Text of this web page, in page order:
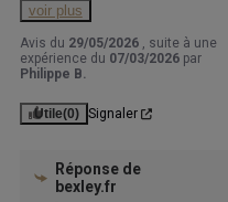
voir plus
Avis du 29/05/2026 , suite à une
expérience du 07/03/2026 par
Philippe B.
Utile(0) Signaler
Réponse de
bexley.fr